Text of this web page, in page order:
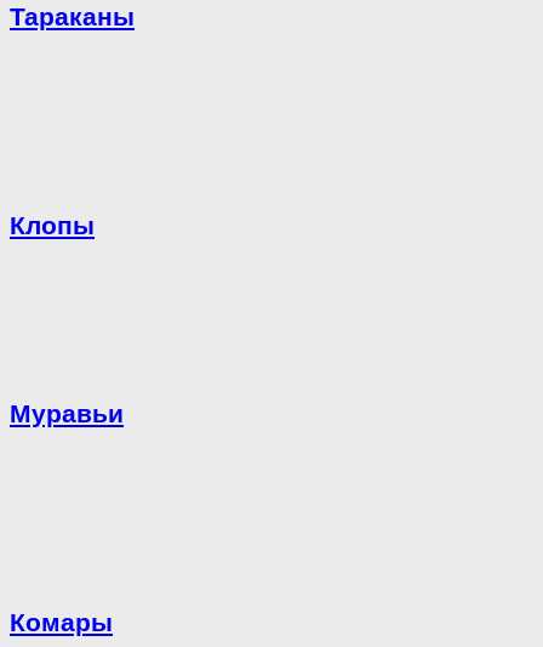
Тараканы
Клопы
Муравьи
Комары